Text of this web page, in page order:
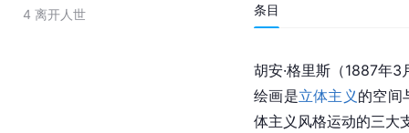
4 离开人世 条目
胡安·格里斯（1887年
绘画是立体主义 的空间
体主义风格运动的三大